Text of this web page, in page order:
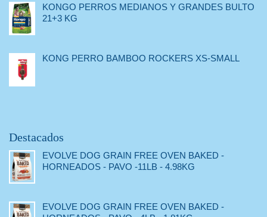
KONGO PERROS MEDIANOS Y GRANDES BULTO
21+3 KG
KONG PERRO BAMBOO ROCKERS XS-SMALL
Destacados
EVOLVE DOG GRAIN FREE OVEN BAKED -
HORNEADOS - PAVO -11LB - 4.98KG
EVOLVE DOG GRAIN FREE OVEN BAKED -